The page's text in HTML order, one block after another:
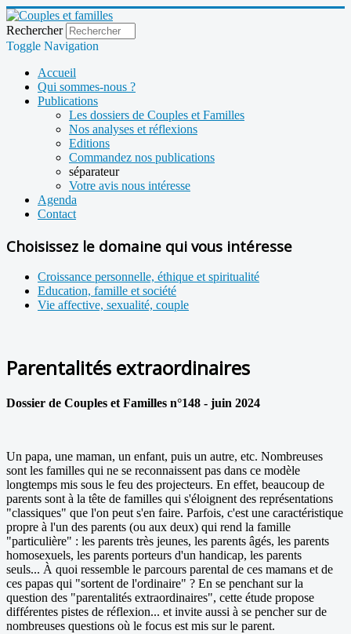
Rechercher
Toggle Navigation
Accueil
Qui sommes-nous ?
Publications
Les dossiers de Couples et Familles
Nos analyses et réflexions
Editions
Commandez nos publications
séparateur
Votre avis nous intéresse
Agenda
Contact
Choisissez le domaine qui vous intéresse
Croissance personnelle, éthique et spiritualité
Education, famille et société
Vie affective, sexualité, couple
Parentalités extraordinaires
Dossier de Couples et Familles n°148 - juin 2024
Un papa, une maman, un enfant, puis un autre, etc. Nombreuses
sont les familles qui ne se reconnaissent pas dans ce modèle
longtemps mis sous le feu des projecteurs. En effet, beaucoup de
parents sont à la tête de familles qui s'éloignent des représentations
"classiques" que l'on peut s'en faire. Parfois, c'est une caractéristique
propre à l'un des parents (ou aux deux) qui rend la famille
"particulière" : les parents très jeunes, les parents âgés, les parents
homosexuels, les parents porteurs d'un handicap, les parents
seuls... À quoi ressemble le parcours parental de ces mamans et de
ces papas qui "sortent de l'ordinaire" ? En se penchant sur la
question des "parentalités extraordinaires", cette étude propose
différentes pistes de réflexion... et invite aussi à se pencher sur de
nombreuses questions où le focus est mis sur le parent.